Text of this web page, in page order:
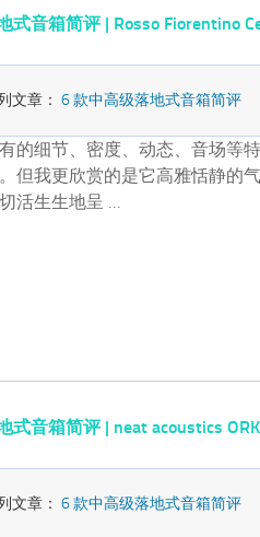
式音箱简评 | Rosso Fiorentino
文章：6 款中高级落地式音箱简评
的细节、密度、动态、音场等
但我更欣赏的是它高雅恬静的
活生生地呈 …
式音箱简评 | neat acoustics
文章：6 款中高级落地式音箱简评